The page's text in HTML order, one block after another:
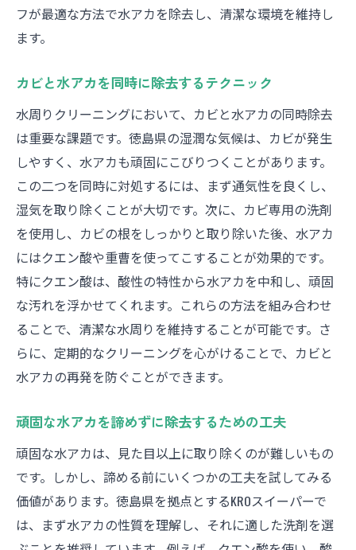
フが最適な方法で水アカを除去し、清潔な環境を維持し
ます。
カビと水アカを同時に除去するテクニック
水周りクリーニングにおいて、カビと水アカの同時除去
は重要な課題です。徳島県の湿潤な気候は、カビが発生
しやすく、水アカも頑固にこびりつくことがあります。
この二つを同時に対処するには、まず通気性を良くし、
湿気を取り除くことが大切です。次に、カビ専用の洗剤
を使用し、カビの根をしっかりと取り除いた後、水アカ
にはクエン酸や重曹を使ってこすることが効果的です。
特にクエン酸は、酸性の特性から水アカを中和し、頑固
な汚れを浮かせてくれます。これらの方法を組み合わせ
ることで、清潔な水周りを維持することが可能です。さ
らに、定期的なクリーニングを心がけることで、カビと
水アカの再発を防ぐことができます。
頑固な水アカを諦めずに除去するための工夫
頑固な水アカは、見た目以上に取り除くのが難しいもの
です。しかし、諦める前にいくつかの工夫を試してみる
価値があります。徳島県を拠点とするKROスイーパーで
は、まず水アカの性質を理解し、それに適した洗剤を選